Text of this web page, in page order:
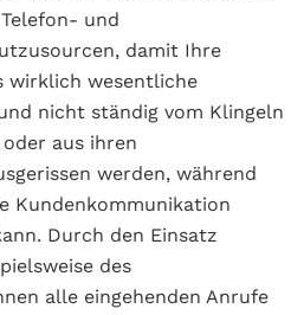
und
damit Ihre
wirklich wesentliche
nicht ständig vom Klingeln
aus ihren
werden, während
Kundenkommunikation
Durch den Einsatz
des
alle eingehenden Anrufe